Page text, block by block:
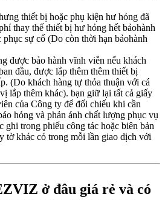
thiết bị hoặc phụ kiện hư hỏng đã
thay thế thiết bị hư hỏng hết bảohành
sự cố (Do còn thời hạn bảohành
được bảo hành vĩnh viễn nếu khách
đầu, được lắp thêm thêm thiết bị
(Do khách hàng tự thỏa thuận với cá
lắp thêm khác). bạn giữ lại tất cả giấy
của Công ty để đối chiếu khi cần
hỏng và phản ánh chất lượng phục vụ
ghi trong phiếu công tác hoặc biên bản
tờ khác có trong mỗi lần giao dịch với
ở đâu giá rẻ và có